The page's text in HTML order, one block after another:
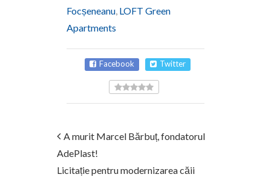
Focșeneanu, LOFT Green
Apartments
Facebook Twitter
A murit Marcel Bărbuț, fondatorul
AdePlast!
Licitație pentru modernizarea căii